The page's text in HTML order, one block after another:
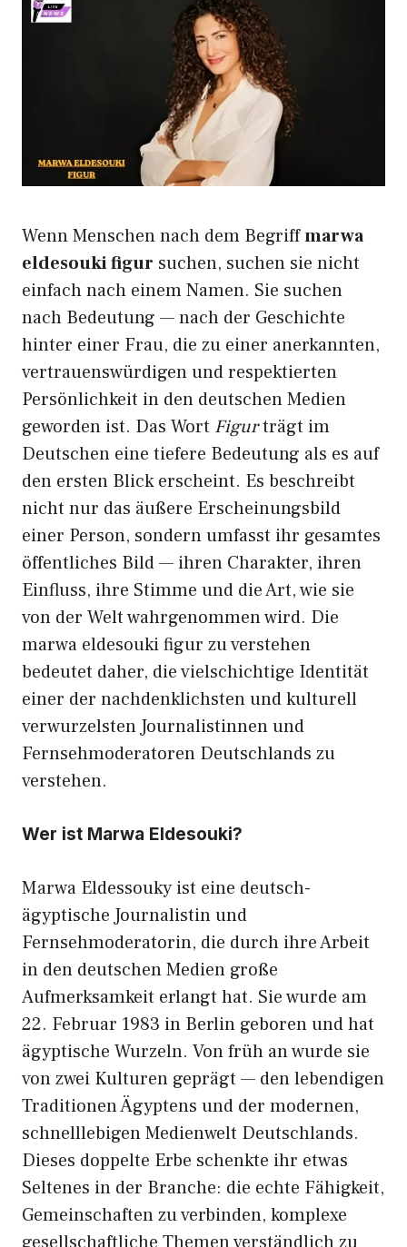
Wenn Menschen nach dem Begriffmarwa
eldesouki figur suchen, suchen sie nicht
einfach nach einem Namen. Sie suchen
nach Bedeutung — nach der Geschichte
hinter einer Frau, die zu einer anerkannten,
vertrauenswürdigen und respektierten
Persönlichkeit in den deutschen Medien
geworden ist. Das Wort Figurträgt im
Deutschen eine tiefere Bedeutung als es auf
den ersten Blick erscheint. Es beschreibt
nicht nur das äußere Erscheinungsbild
einer Person, sondern umfasst ihr gesamtes
öffentliches Bild — ihren Charakter, ihren
Einfluss, ihre Stimme und die Art, wie sie
von der Welt wahrgenommen wird. Die
marwa eldesouki figur zu verstehen
bedeutet daher, die vielschichtige Identität
einer der nachdenklichsten und kulturell
verwurzelsten Journalistinnen und
Fernsehmoderatoren Deutschlands zu
verstehen.
Wer ist Marwa Eldesouki?
Marwa Eldessouky ist eine deutsch-
ägyptische Journalistin und
Fernsehmoderatorin, die durch ihre Arbeit
in den deutschen Medien große
Aufmerksamkeit erlangt hat. Sie wurde am
22. Februar 1983 in Berlin geboren und hat
ägyptische Wurzeln. Von früh an wurde sie
von zwei Kulturen geprägt — den lebendigen
Traditionen Ägyptens und der modernen,
schnelllebigen Medienwelt Deutschlands.
Dieses doppelte Erbe schenkte ihr etwas
Seltenes in der Branche: die echte Fähigkeit,
Gemeinschaften zu verbinden, komplexe
gesellschaftliche Themen verständlich zu